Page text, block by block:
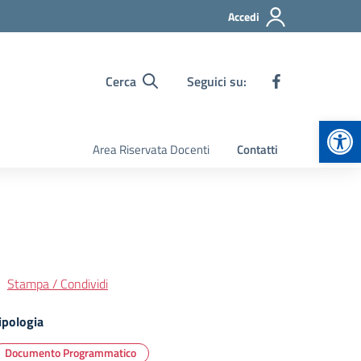
Accedi
Cerca Seguici su:
Area Riservata Docenti Contatti
Stampa / Condividi
Documento Programmatico